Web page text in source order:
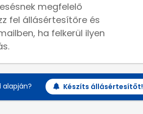
megfelelő
fel állásértesítőre és
ha felkerül ilyen
alapján? Készíts állásértesítőt!